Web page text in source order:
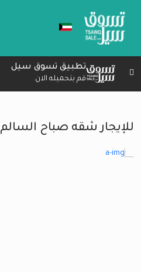
تطبيق تسوق سيل
قم بتحميله الان
للإيجار شقه صباح السالم